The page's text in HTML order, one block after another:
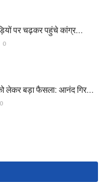
पर चढ़कर पहुंचे कांग्र...
0
लेकर बड़ा फैसला: आनंद गिर...
0